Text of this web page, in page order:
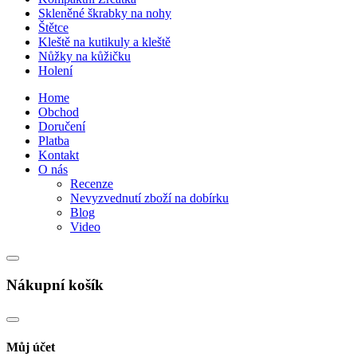
Skleněné škrabky na nohy
Štětce
Kleště na kutikuly a kleště
Nůžky na kůžičku
Holení
Home
Obchod
Doručení
Platba
Kontakt
O nás
Recenze
Nevyzvednutí zboží na dobírku
Blog
Video
Nákupní košík
Můj účet